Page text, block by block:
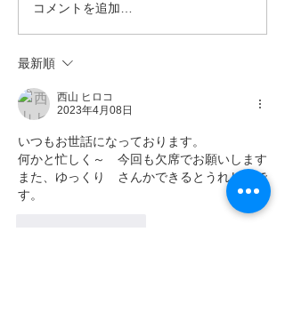
令和８年度「一般社団法
人西日本料理学校協会」
通常総会について
コメントを追加…
最新順
西山 ヒロコ
2023年4月08日
いつもお世話になっております。
何かと忙しく～　今回も欠席でお願いします
また、ゆっくり　さんかできるとうれしいで
す。